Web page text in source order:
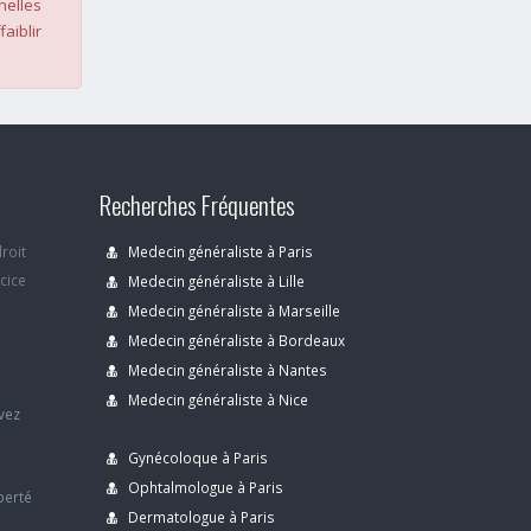
Recherches Fréquentes
Medecin généraliste à Paris
Medecin généraliste à Lille
Medecin généraliste à Marseille
Medecin généraliste à Bordeaux
Medecin généraliste à Nantes
Medecin généraliste à Nice
Gynécoloque à Paris
Ophtalmologue à Paris
Dermatologue à Paris